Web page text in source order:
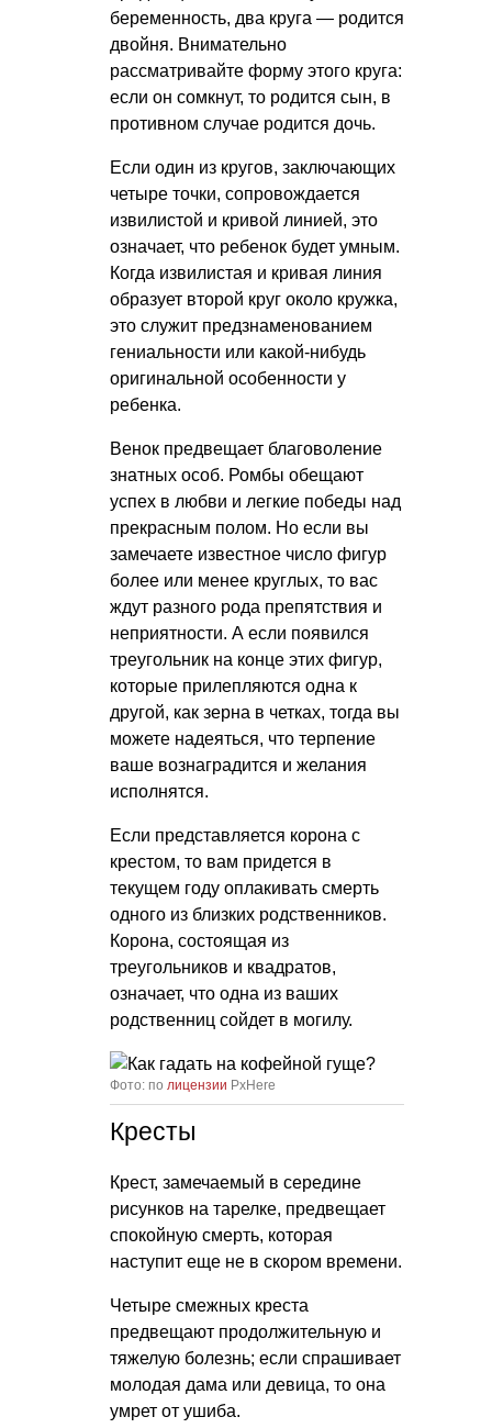
беременность, два круга — родится
двойня. Внимательно
рассматривайте форму этого круга:
если он сомкнут, то родится сын, в
противном случае родится дочь.
Если один из кругов, заключающих
четыре точки, сопровождается
извилистой и кривой линией, это
означает, что ребенок будет умным.
Когда извилистая и кривая линия
образует второй круг около кружка,
это служит предзнаменованием
гениальности или какой-нибудь
оригинальной особенности у
ребенка.
Венок предвещает благоволение
знатных особ. Ромбы обещают
успех в любви и легкие победы над
прекрасным полом. Но если вы
замечаете известное число фигур
более или менее круглых, то вас
ждут разного рода препятствия и
неприятности. А если появился
треугольник на конце этих фигур,
которые прилепляются одна к
другой, как зерна в четках, тогда вы
можете надеяться, что терпение
ваше вознаградится и желания
исполнятся.
Если представляется корона с
крестом, то вам придется в
текущем году оплакивать смерть
одного из близких родственников.
Корона, состоящая из
треугольников и квадратов,
означает, что одна из ваших
родственниц сойдет в могилу.
Фото: по лицензии PxHere
Кресты
Крест, замечаемый в середине
рисунков на тарелке, предвещает
спокойную смерть, которая
наступит еще не в скором времени.
Четыре смежных креста
предвещают продолжительную и
тяжелую болезнь; если спрашивает
молодая дама или девица, то она
умрет от ушиба.